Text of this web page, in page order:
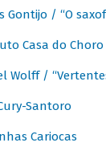
Gontijo / “O
Casa do Choro
Wolff /
Santoro
Cariocas